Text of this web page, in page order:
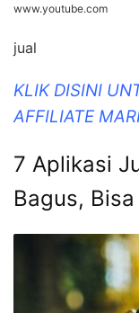
www.youtube.com
jual
KLIK DISINI
AFFILIATE
7 Aplikasi
Bagus,